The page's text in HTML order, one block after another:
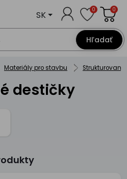
Hľadať
SK 0 0
Materiály pro stavbu
destičky